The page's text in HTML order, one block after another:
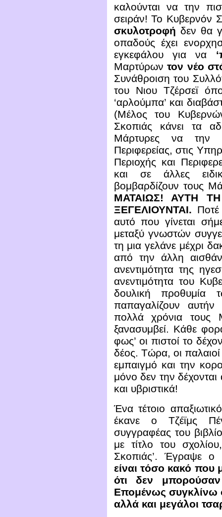
καλούνται να την
σειράν! Το Κυβερνόν
σκυλοτροφή δεν θα
οπαδούς έχει
εγκεφάλου για να
Μαρτύρωντον νέο
Συνάθροιση του
του Νιου Τζέρσεϊ
‘αρλούμπα’ και
(Μέλος του
Σκοπιάς κάνει τα
Μάρτυρες να την
Περιφερείας, στις
Περιοχής και
και σε άλλες
βομβαρδίζουν τους
ΜΑΤΑΙΩΣ! ΑΥΤΗ
ΞΕΓΕΛΙΟΥΝΤΑΙ.
αυτό που γίνεται
μεταξύ γνωστών
τη μια γελάνε μέχρι
από την άλλη
ανεντιμότητα της
ανεντιμότητα του
δουλική προθυμία
παπαγαλίζουν
πολλά χρόνια τους
ξανασυμβεί. Κάθε
φως’ οι πιστοί το
δέος. Τώρα, οι
εμπαιγμό και την
μόνο δεν την δέχονται
και υβριστικά!
Ένα τέτοιο
έκανε ο Τζέϊμς
συγγραφέας του
με τίτλο του
Σκοπιάς’. Έγραψε
είναι τόσο κακό που
ότι δεν
Επομένως συγκλίνω
αλλά και μεγάλοι